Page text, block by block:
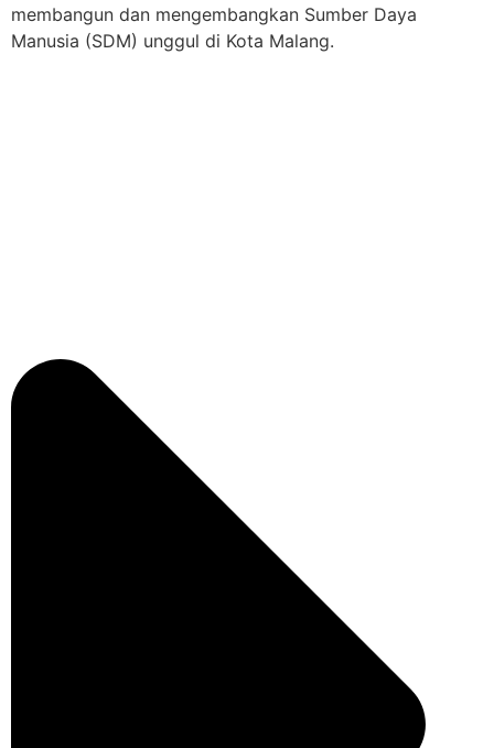
membangun dan mengembangkan Sumber Daya
Manusia (SDM) unggul di Kota Malang.